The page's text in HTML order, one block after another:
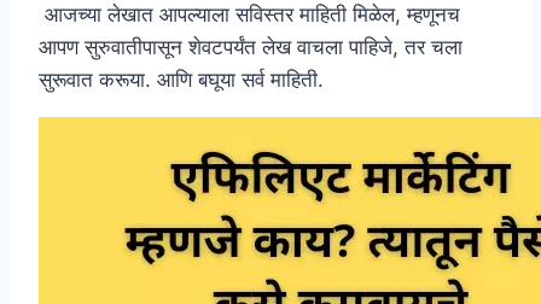
आजच्या लेखात आपल्याला सविस्तर माहिती मिळेल, म्हणूनच
आपण सुरुवातीपासून शेवटपर्यंत लेख वाचला पाहिजे, तर चला
सुरूवात करूया. आणि बघूया सर्व माहिती.